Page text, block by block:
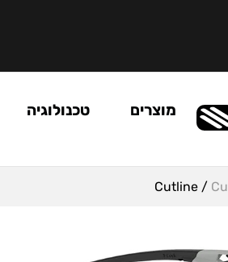
מוצרים טכנולוגיה
/ Cutline